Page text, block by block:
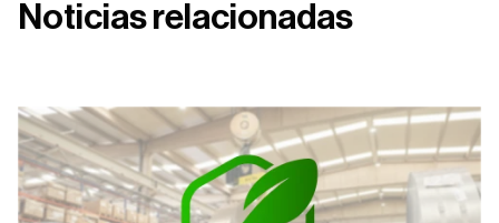
Estanterías
de
Media
Carga
Cataluña Extremadura
Murcia Navarra
Noticias relacionadas